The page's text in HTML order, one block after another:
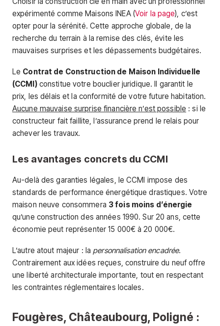
expérimenté comme Maisons INEA (Voir la page), c’est
opter pour la sérénité. Cette approche globale, de la
recherche du terrain à la remise des clés, évite les
mauvaises surprises et les dépassements budgétaires.
Le Contrat de Construction de Maison Individuelle
(CCMI)constitue votre bouclier juridique. Il garantit le
prix, les délais et la conformité de votre future habitation.
Aucune mauvaise surprise financière n’est possible : si le
constructeur fait faillite, l’assurance prend le relais pour
achever les travaux.
Les avantages concrets du CCMI
Au-delà des garanties légales, le CCMI impose des
standards de performance énergétique drastiques. Votre
maison neuve consommera 3 fois moins d’énergie
qu’une construction des années 1990. Sur 20 ans, cette
économie peut représenter 15 000€ à 20 000€.
L’autre atout majeur : la personnalisation encadrée.
Contrairement aux idées reçues, construire du neuf offre
une liberté architecturale importante, tout en respectant
les contraintes réglementaires locales.
Fougères, Châteaubourg, Poligné :